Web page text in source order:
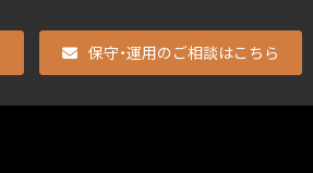
保守・運用のご相談はこちら